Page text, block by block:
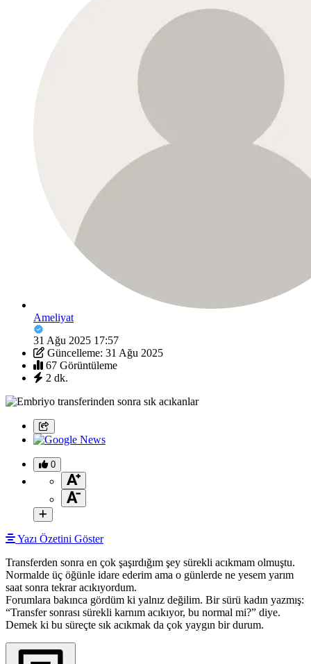
Ameliyat
31 Ağu 2025 17:57
Güncelleme: 31 Ağu 2025
67 Görüntüleme
2 dk.
0
Yazı Özetini Göster
Transferden sonra en çok şaşırdığım şey sürekli acıkmam olmuştu.
Normalde üç öğünle idare ederim ama o günlerde ne yesem yarım
saat sonra tekrar acıkıyordum.
Forumlara bakınca gördüm ki yalnız değilim. Bir sürü kadın yazmış:
“Transfer sonrası sürekli karnım acıkıyor, bu normal mi?” diye.
Demek ki bu süreçte sık acıkmak da çok yaygın bir durum.